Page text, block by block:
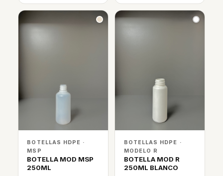
BOTELLAS HDPE ·
MSP
BOTELLA MOD MSP
250ML
BOTELLAS HDPE ·
MODELO R
BOTELLA MOD R
250ML BLANCO